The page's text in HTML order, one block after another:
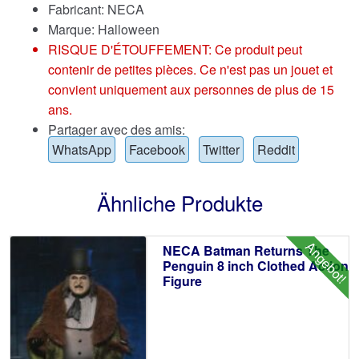
Fabricant: NECA
Marque: Halloween
RISQUE D'ÉTOUFFEMENT: Ce produit peut
contenir de petites pièces. Ce n'est pas un jouet et
convient uniquement aux personnes de plus de 15
ans.
Partager avec des amis:
WhatsApp
Facebook Twitter Reddit
Ähnliche Produkte
Angebot!
NECA Batman Returns The
Penguin 8 inch Clothed Action
Figure